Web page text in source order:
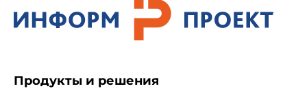
Продукты и решения